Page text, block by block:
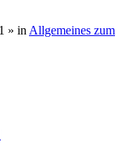
» in Allgemeines zum